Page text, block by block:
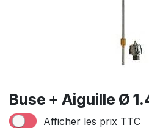
Buse + Aiguille Ø
Afficher les prix TTC